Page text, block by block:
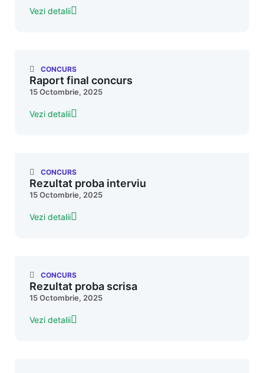
Vezi detalii
CONCURS
Raport final concurs
15 Octombrie, 2025
Vezi detalii
CONCURS
Rezultat proba interviu
15 Octombrie, 2025
Vezi detalii
CONCURS
Rezultat proba scrisa
15 Octombrie, 2025
Vezi detalii